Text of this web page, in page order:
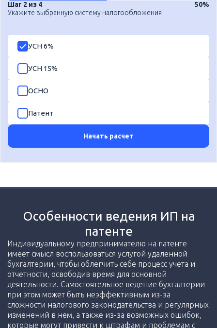
Шаг 2 из 4
50%
Укажите выбранную систему налогообложения
УСН 6%
УСН 15%
ОСНО
Патент
Начать расчет
Особенности ведения ИП на
патенте
Индивидуальному предпринимателю на патенте
имеет смысл воспользоваться услугой удаленной
бухгалтерии, чтобы облегчить себе процесс учета и
отчетности, освободив время для основной
деятельности. Самостоятельное ведение бухгалтерии
при этом может быть неэффективным из-за
сложности налогового законодательства и регулярных
изменений в нем, а также из-за возможных ошибок,
которые могут привести к штрафам и проблемам с